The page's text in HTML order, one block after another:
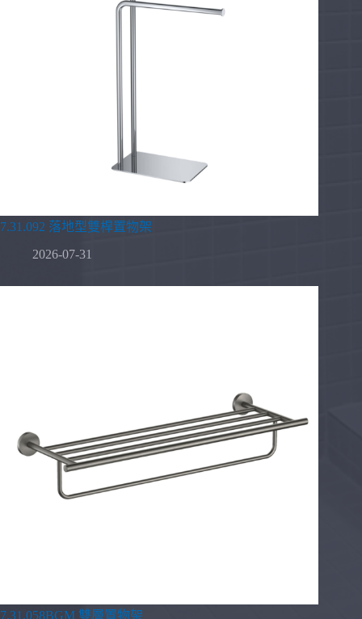
7.31.092 落地型雙桿置物架
2026-07-31
7.31.058BGM 雙層置物架